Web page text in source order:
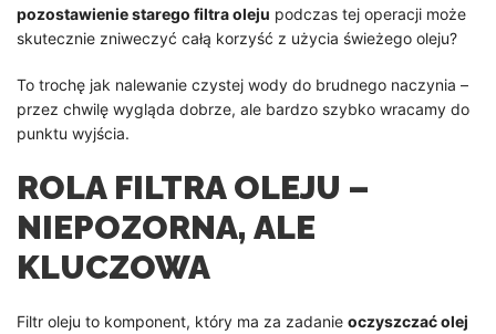
pozostawienie starego filtra oleju podczas tej operacji może
skutecznie zniweczyć całą korzyść z użycia świeżego oleju?
To trochę jak nalewanie czystej wody do brudnego naczynia –
przez chwilę wygląda dobrze, ale bardzo szybko wracamy do
punktu wyjścia.
ROLA FILTRA OLEJU –
NIEPOZORNA, ALE
KLUCZOWA
Filtr oleju to komponent, który ma za zadanie oczyszczać olej